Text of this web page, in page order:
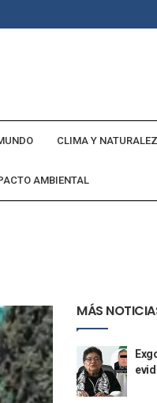
CLIMA Y
AMBIENTAL
MÁS